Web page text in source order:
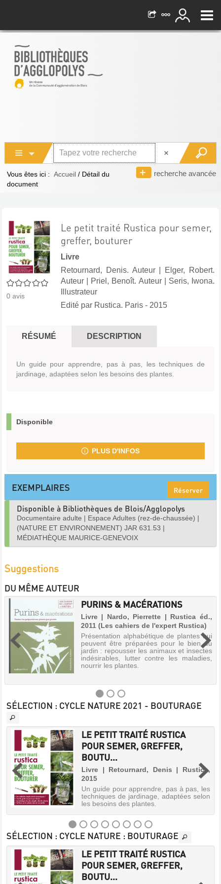
recherche avancée
Vous êtes ici : Accueil / Détail du
document
0/5
0 avis
Le petit traité Rustica pour semer,
greffer, bouturer
Livre
Retournard, Denis. Auteur|
Elger, Robert.
Auteur
Priel, Benoît. Auteur| Seris, Iwona.
Illustrateur
Edité par Rustica. Paris - 2015
RÉSUMÉ DESCRIPTION
Un guide pour apprendre, pas à pas, les techniques de
jardinage, adaptées selon les besoins des plantes.
Disponible
PLUS D'INFOS
EXEMPLAIRES Réserver
Disponible à Bibliothèques de Blois/Agglopolys
Documentaire adulte | Espace Adultes (rez-de-chaussée) |
(NATURE ET ENVIRONNEMENT) JAR 631.53 |
MÉDIATHÈQUE MAURICE-GENEVOIX
Suggestions
DU MÊME AUTEUR
PURINS & MACÉRATIONS
Livre | Nardo, Pierrette | Rustica éd.,
2011 (Les cahiers de l'expert Rustica)
Présentation alphabétique de plantes qui
peuvent être préparées pour le bien du
jardin : repousser les animaux et insectes
indésirables, lutter contre les maladies,
nourrir les plantes.
PURINS
MACÉRATIONS
Livre
|
Nardo,
Pierrette
Rustica
éd.,
(Les
de
l'expert
Rustica)
Présentation
SÉLECTION : CYCLE NATURE 2021 - BOUTURAGE
LE PETIT TRAITÉ RUSTICA
POUR SEMER, GREFFER,
BOUTU...
Livre | Retournard, Denis | Rustica,
2015
Un guide pour apprendre, pas à pas, les
techniques de jardinage, adaptées selon
les besoins des plantes.
LE
PETIT
TRAITÉ
RUSTICA
SÉLECTION : CYCLE NATURE : BOUTURAGE
LE PETIT TRAITÉ RUSTICA
POUR SEMER, GREFFER,
BOUTU...